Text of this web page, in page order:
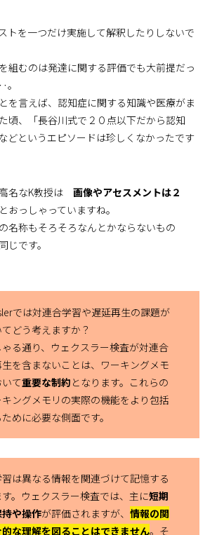
トを一つだけ実施して解釈したりしないで
組むのは発達に関する評価でも大前提だっ
を言えば、認知症に関する知識や医療がま
頃、「長谷川式で２０点以下だから認知
どというエピソードは珍しくなかったです
名なK教授は 画像やアセスメントは２
おっしゃっていますね。
名称もそろそろなんとかならないもの
じです。
では対連合学習や遅延再生の課題が
どう考えますか？
ゃる通り、ウェクスラー検査が対連合
を含まないことは、ワーキングメモ
いて重要な制約 となります。これらの
ングメモリの実際の機能をより包括
めに必要な側面です。
は異なる情報を関連づけて記憶する
。ウェクスラー検査では、主に短期
や操作が評価されますが、情報の関
な理解を図ることはできません。そ